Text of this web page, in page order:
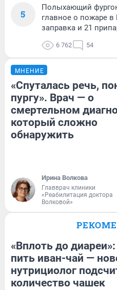
5
Полыхающий
главное о пожаре в
заправка и 21
6 762 54
МНЕНИЕ
«Спуталась речь,
пургу». Врач — о
смертельном
который сложно
обнаружить
Ирина Волкова
Главврач клиники
«Реабилитация доктора
Волковой»
«Вплоть до
пить иван-чай —
нутрициолог
количество чашек